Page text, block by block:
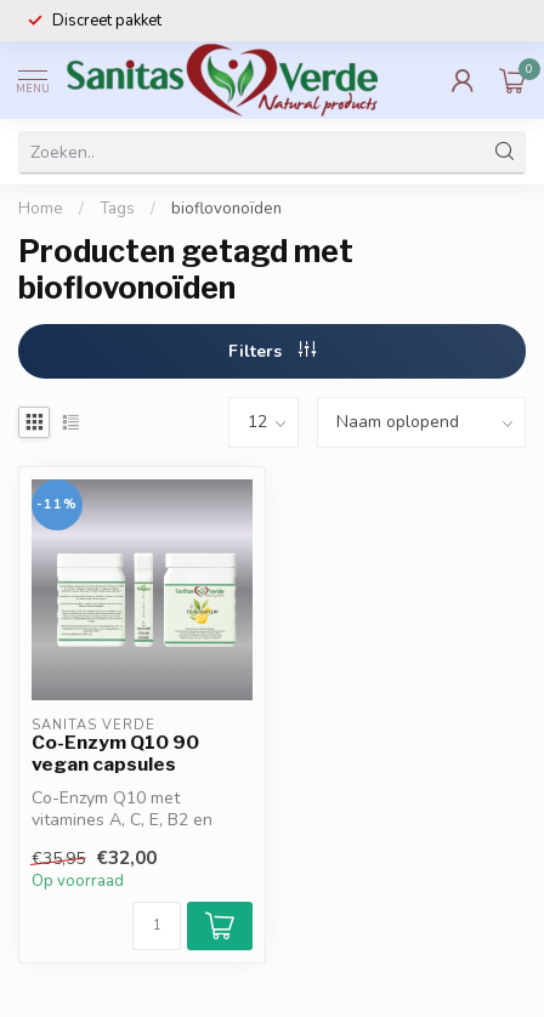
Discreet pakket
MENU
0
Home / Tags / bioflovonoïden
Producten getagd met
bioflovonoïden
Filters
-11%
SANITAS VERDE
Co-Enzym Q10 90
vegan capsules
Co-Enzym Q10 met
vitamines A, C, E, B2 en
energieprod...
€35,95 €32,00
Op voorraad